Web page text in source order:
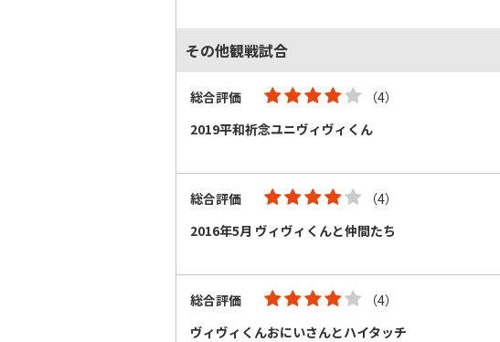
その他観戦試合
総合評価
（4）
2019平和祈念ユニヴィヴィくん
総合評価
（4）
2016年5月 ヴィヴィくんと仲間たち
総合評価
（4）
ヴィヴィくんおにいさんとハイタッチ